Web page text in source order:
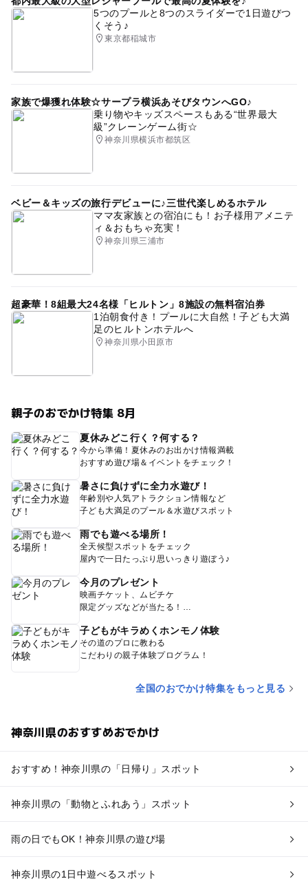
5つのプールと8つのスライダーで1日遊びつ
くそう♪
東京都稲城市
家族で爆獲れ体験☆サープラ横浜あそびタウンへGO♪
乗り物やキッズスペースもある“世界最大
級”クレーンゲーム街☆
神奈川県横浜市都筑区
ベビー＆キッズの旅行デビューに♪三世代楽しめるホテル
ママ友家族との宿泊にも！お子様用アメニテ
ィ＆おもちゃ充実！
神奈川県三浦市
超豪華！8組最大24名様「ヒルトン」8施設の無料宿泊券
1泊朝食付き！プールに大自然！子ども大満
足のヒルトンホテルへ
神奈川県小田原市
親子のおでかけ特集 8月
夏休みどこ行く？何する？
今から準備！夏休みのお出かけ情報満載
おすすめ遊び場＆イベントをチェック！
暑さに負けずに全力水遊び！
年齢別や人気アトラクション情報など
子ども大満足のプール＆水遊びスポット
雨でも遊べる場所！
全天候型スポットをチェック
屋内で一日たっぷり思いっきり遊ぼう♪
今月のプレゼント
映画チケット、ムビチケ
限定グッズなどが当たる！
子どもがキラめくホンモノ体験
その道のプロに教わる
こだわりの親子体験プログラム！
全国のおでかけ特集をもっと見る
神奈川県のおすすめおでかけ
おすすめ！神奈川県の「日帰り」スポット
神奈川県の「動物とふれあう」スポット
雨の日でもOK！神奈川県の遊び場
神奈川県の1日中遊べるスポット